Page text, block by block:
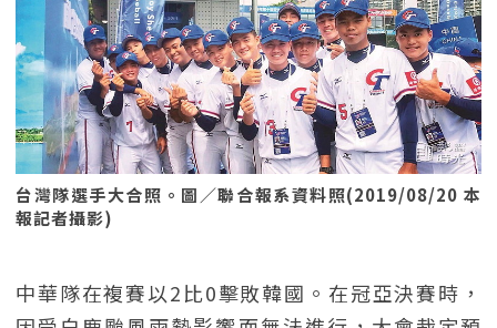
台灣隊選手大合照。圖／聯合報系資料照(2019/08/20 本
報記者攝影)
中華隊在複賽以2比0擊敗韓國。在冠亞決賽時，